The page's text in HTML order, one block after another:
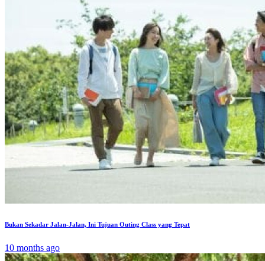
Bukan Sekadar Jalan-Jalan, Ini Tujuan Outing Class yang Tepat
10 months ago